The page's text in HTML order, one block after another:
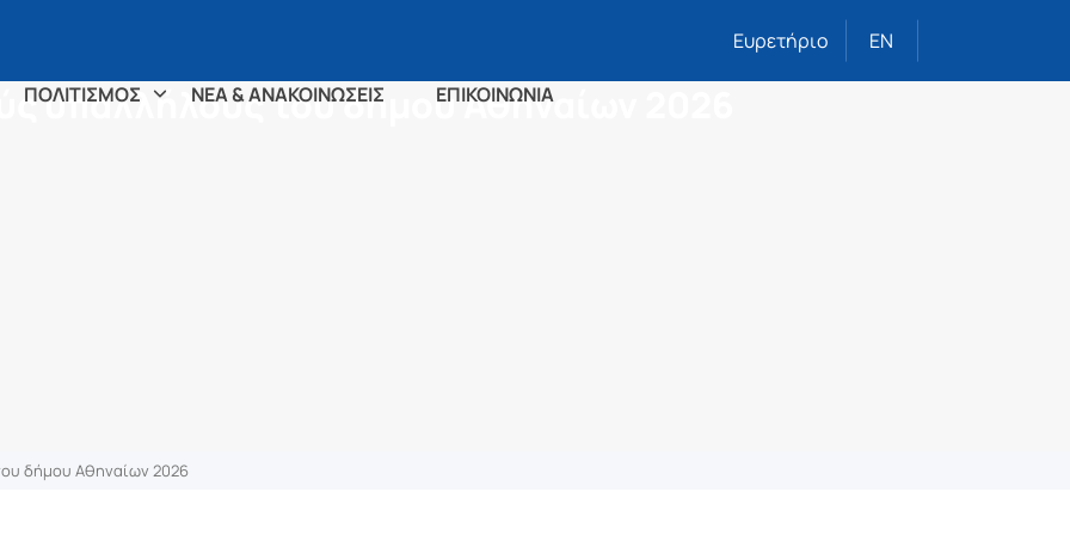
Ευρετήριο EN
ΠΟΛΙΤΙΣΜΟΣ ΝΕΑ & ΑΝΑΚΟΙΝΩΣΕΙΣ ΕΠΙΚΟΙΝΩΝΙΑ
υπαλλήλους του δήμου Αθηναίων 2026
δήμου Αθηναίων 2026